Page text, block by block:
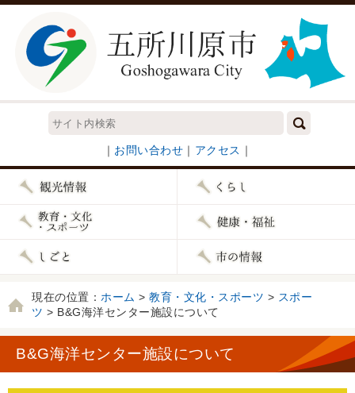
｜ お問い合わせ ｜ アクセス ｜
現在の位置： ホーム > 教育・文化・スポーツ > スポー
ツ > B&G海洋センター施設について
B&G海洋センター施設について